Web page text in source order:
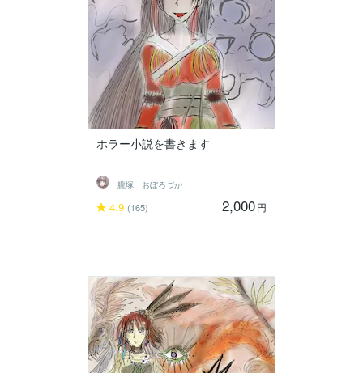
ホラー小説を書きます
朧塚 おぼろづか
4.9 (165) 2,000円